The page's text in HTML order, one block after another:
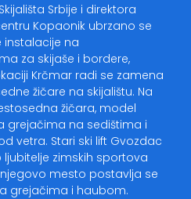
Srbije i direktora
Kopaonik ubrzano se
na
za skijaše i bordere,
Krčmar radi se zamena
žičare na skijalištu. Na
žičara, model
grejačima na sedištima i
vetra. Stari ski lift Gvozdac
zimskih sportova
mesto postavlja se
grejačima i haubom.